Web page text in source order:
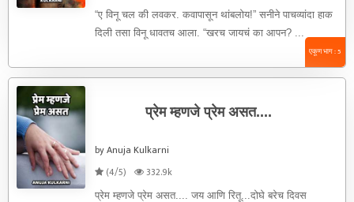
“ए विनू चल की लवकर. कवापासून थांबलोय!” सनीने पाचव्यांदा हाक
दिली तसा विनू धावतच आला. “खरच जायचं का आपन? ...
एकूण भाग : 5
प्रेम म्हणजे प्रेम असत....
by Anuja Kulkarni
(4/5)
332.9k
प्रेम म्हणजे प्रेम असत.... जय आणि रितू...दोघे बरेच दिवस